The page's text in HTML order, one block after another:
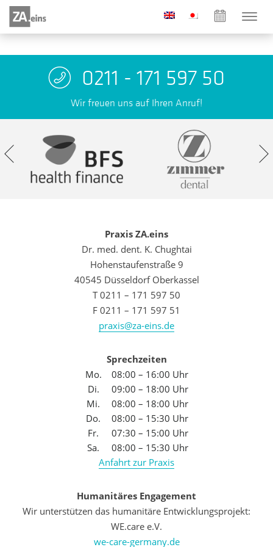
0211 - 171 597 50
Wir freuen uns auf Ihren Anruf!
Praxis ZA.eins
Dr. med. dent. K. Chughtai
Hohenstaufenstraße 9
40545 Düsseldorf Oberkassel
T 0211 – 171 597 50
F 0211 – 171 597 51
praxis@za-eins.de
Sprechzeiten
Mo.
08:00 – 16:00 Uhr
Di.
09:00 – 18:00 Uhr
Mi.
08:00 – 18:00 Uhr
Do.
08:00 – 15:30 Uhr
Fr.
07:30 – 15:00 Uhr
Sa.
08:00 – 15:30 Uhr
Anfahrt zur Praxis
Humanitäres Engagement
Wir unterstützen das humanitäre Entwicklungsprojekt:
WE.care e.V.
we-care-germany.de